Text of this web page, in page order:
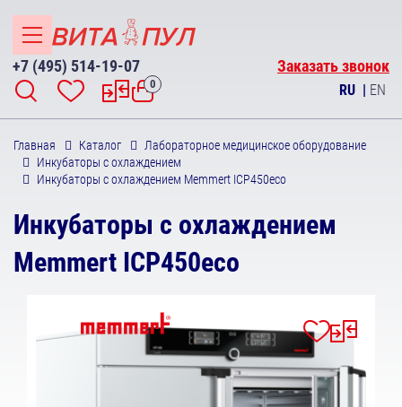
+7 (495) 514-19-07 Заказать звонок
0 RU | EN
Главная Каталог
Лабораторное медицинское оборудование
Инкубаторы с охлаждением
Инкубаторы с охлаждением Memmert ICP450eco
Инкубаторы с охлаждением
Memmert ICP450eco